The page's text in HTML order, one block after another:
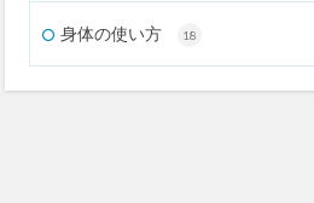
身体の使い方 18